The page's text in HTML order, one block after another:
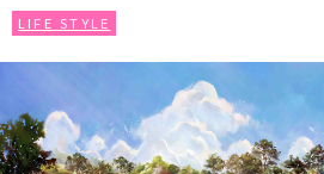
LIFE STYLE